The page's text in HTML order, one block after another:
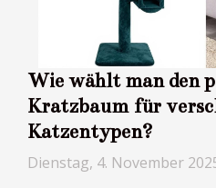
Wie wählt man den
Kratzbaum für
Katzentypen?
Dienstag, 4. November